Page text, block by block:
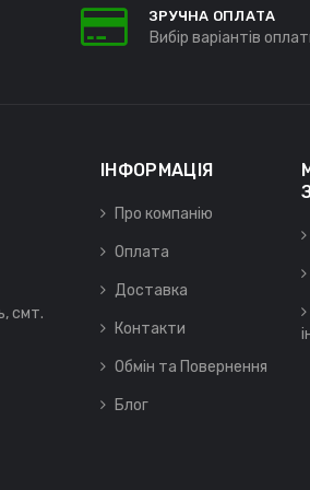
ЗРУЧНА ОПЛАТА
Вибір варіантів
смт.
ІНФОРМАЦІЯ
Про компанію
Оплата
Доставка
Контакти
Обмін та Повернення
Блог